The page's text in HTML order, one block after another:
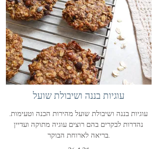
עוגיות בננה ושיבולת שועל
עוגיות בננה ושיבולת שועל מהירות הכנה וטעימות.
נהדרות לבקרים בהם רוצים עוגיה מתוקה ועדיין
בריאה לארוחת הבוקר.